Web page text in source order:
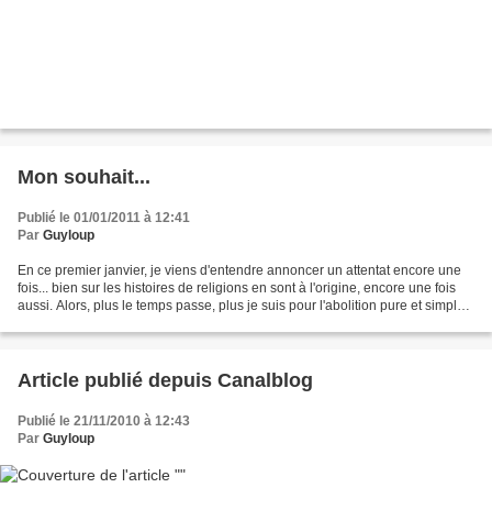
Mon souhait...
Publié le 01/01/2011 à 12:41
Par Guyloup
En ce premier janvier, je viens d'entendre annoncer un attentat encore une
fois... bien sur les histoires de religions en sont à l'origine, encore une fois
aussi. Alors, plus le temps passe, plus je suis pour l'abolition pure et simple
Article publié depuis Canalblog
Publié le 21/11/2010 à 12:43
Par Guyloup